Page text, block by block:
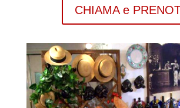
CHIAMA e